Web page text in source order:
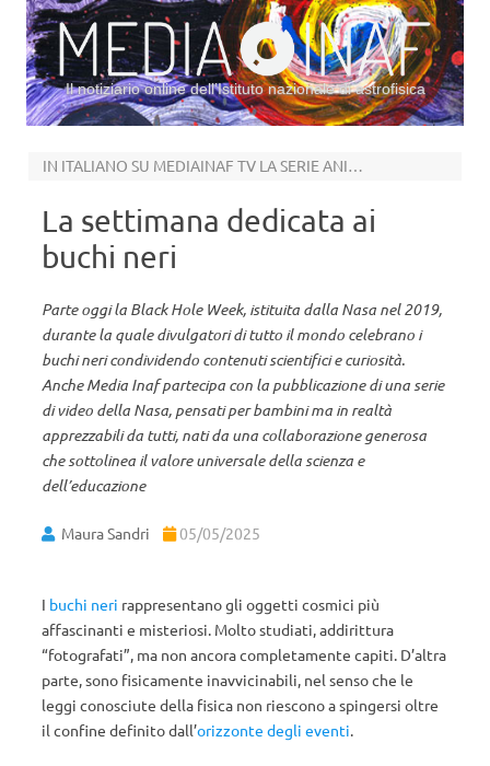
Il notiziario online dell’Istituto nazionale di astrofisica
IN ITALIANO SU MEDIAINAF TV LA SERIE ANIMATA DELLA NASA
La settimana dedicata ai
buchi neri
Parte oggi la Black Hole Week, istituita dalla Nasa nel 2019,
durante la quale divulgatori di tutto il mondo celebrano i
buchi neri condividendo contenuti scientifici e curiosità.
Anche Media Inaf partecipa con la pubblicazione di una serie
di video della Nasa, pensati per bambini ma in realtà
apprezzabili da tutti, nati da una collaborazione generosa
che sottolinea il valore universale della scienza e
dell’educazione
Maura Sandri 05/05/2025
I buchi neri rappresentano gli oggetti cosmici più
affascinanti e misteriosi. Molto studiati, addirittura
“fotografati”, ma non ancora completamente capiti. D’altra
parte, sono fisicamente inavvicinabili, nel senso che le
leggi conosciute della fisica non riescono a spingersi oltre
il confine definito dall’orizzonte degli eventi.